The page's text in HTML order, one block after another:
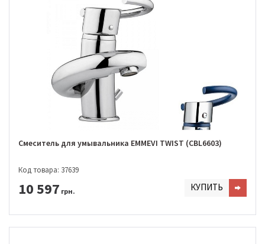
Смеситель для умывальника EMMEVI TWIST (CBL6603)
Код товара: 37639
10 597 грн. КУПИТЬ